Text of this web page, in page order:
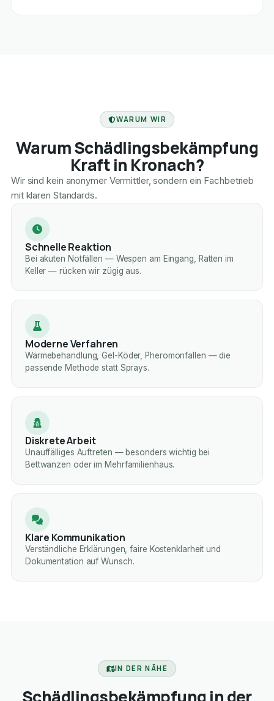
WARUM WIR
Warum Schädlingsbekämpfung
Kraft in Kronach?
Wir sind kein anonymer Vermittler, sondern ein Fachbetrieb
mit klaren Standards.
Schnelle Reaktion
Bei akuten Notfällen — Wespen am Eingang, Ratten im
Keller — rücken wir zügig aus.
Moderne Verfahren
Wärmebehandlung, Gel-Köder, Pheromonfallen — die
passende Methode statt Sprays.
Diskrete Arbeit
Unauffälliges Auftreten — besonders wichtig bei
Bettwanzen oder im Mehrfamilienhaus.
Klare Kommunikation
Verständliche Erklärungen, faire Kostenklarheit und
Dokumentation auf Wunsch.
IN DER NÄHE